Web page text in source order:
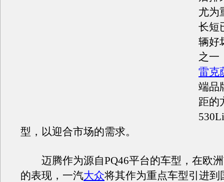
尤为
长短
辆好
之一
雷克
端品
距的
型，以迎合市场的需求。
迈腾作为源自PQ46平台的车型，在欧洲
的表现，一汽大众将其作为重点车型引进到